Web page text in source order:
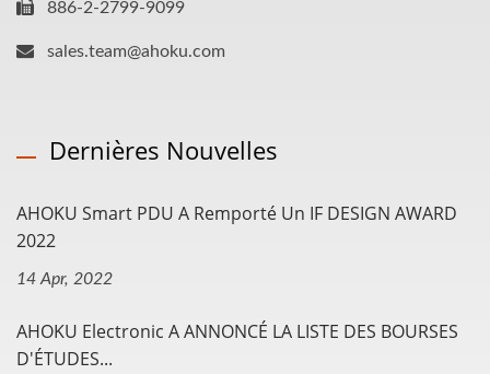
886-2-2799-9099
sales.team@ahoku.com
Dernières Nouvelles
AHOKU Smart PDU A Remporté Un IF DESIGN AWARD
2022
14 Apr, 2022
AHOKU Electronic A ANNONCÉ LA LISTE DES BOURSES
D'ÉTUDES...